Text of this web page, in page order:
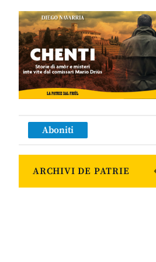
Aboniti
ARCHIVI DE PATRIE